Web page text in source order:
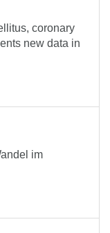
coronary
new data in
im